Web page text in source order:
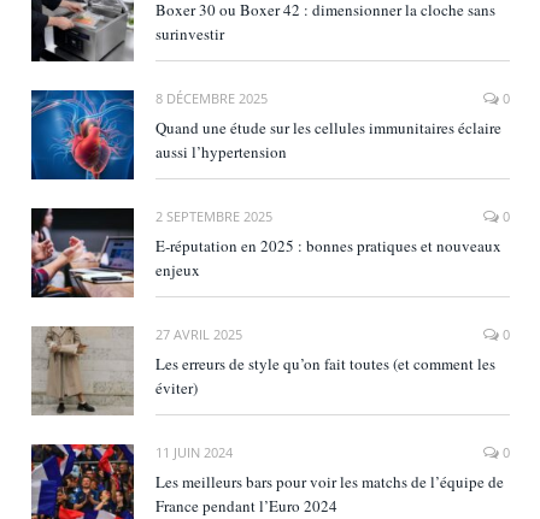
Boxer 30 ou Boxer 42 : dimensionner la cloche sans
surinvestir
8 DÉCEMBRE 2025 0
Quand une étude sur les cellules immunitaires éclaire
aussi l’hypertension
2 SEPTEMBRE 2025 0
E‑réputation en 2025 : bonnes pratiques et nouveaux
enjeux
27 AVRIL 2025 0
Les erreurs de style qu’on fait toutes (et comment les
éviter)
11 JUIN 2024 0
Les meilleurs bars pour voir les matchs de l’équipe de
France pendant l’Euro 2024